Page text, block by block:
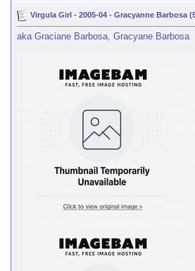
Virgula Girl - 2005-04 - Gracyanne Barbosa
aka Graciane Barbosa, Gracyane Barbosa